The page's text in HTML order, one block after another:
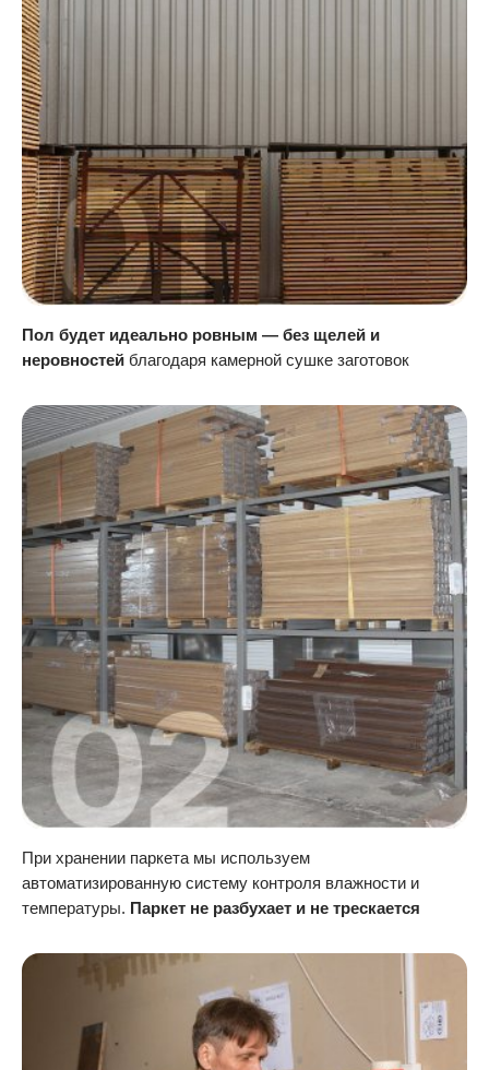
Пол будет идеально ровным — без щелей и
неровностей благодаря камерной сушке заготовок
При хранении паркета мы используем
автоматизированную систему контроля влажности и
температуры. Паркет не разбухает и не трескается